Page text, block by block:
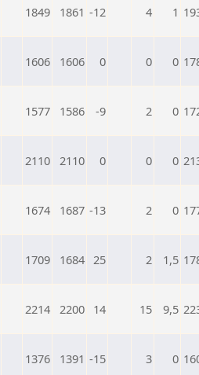
1849 1861 -12 4 1
1606 1606 0 0 0
1577 1586 -9 2 0
2110 2110 0 0 0
1674 1687 -13 2 0
1709 1684 25 2 1,5
2214 2200 14 15 9,5
1376 1391 -15 3 0